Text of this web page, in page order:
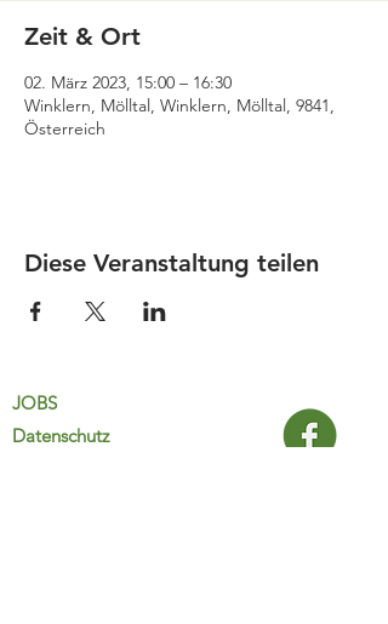
Zeit & Ort
02. März 2023, 15:00 – 16:30
Winklern, Mölltal, Winklern, Mölltal, 9841,
Österreich
Diese Veranstaltung teilen
JOBS
Datenschutz